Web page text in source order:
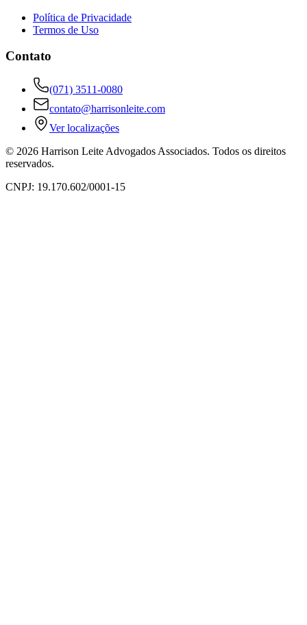
Política de Privacidade
Termos de Uso
Contato
(071) 3511-0080
contato@harrisonleite.com
Ver localizações
© 2026 Harrison Leite Advogados Associados. Todos os direitos
reservados.
CNPJ: 19.170.602/0001-15